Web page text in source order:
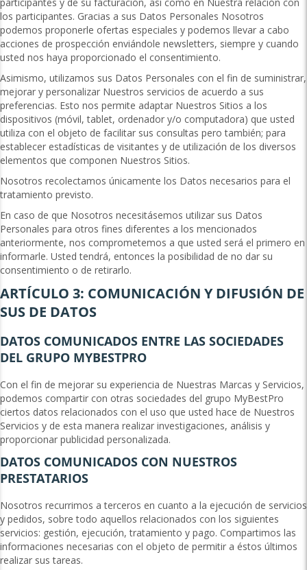
los participantes. Gracias a sus Datos Personales Nosotros
podemos proponerle ofertas especiales y podemos llevar a cabo
acciones de prospección enviándole newsletters, siempre y cuando
usted nos haya proporcionado el consentimiento.
Asimismo, utilizamos sus Datos Personales con el fin de suministrar,
mejorar y personalizar Nuestros servicios de acuerdo a sus
preferencias. Esto nos permite adaptar Nuestros Sitios a los
dispositivos (móvil, tablet, ordenador y/o computadora) que usted
utiliza con el objeto de facilitar sus consultas pero también; para
establecer estadísticas de visitantes y de utilización de los diversos
elementos que componen Nuestros Sitios.
Nosotros recolectamos únicamente los Datos necesarios para el
tratamiento previsto.
En caso de que Nosotros necesitásemos utilizar sus Datos
Personales para otros fines diferentes a los mencionados
anteriormente, nos comprometemos a que usted será el primero en
informarle. Usted tendrá, entonces la posibilidad de no dar su
consentimiento o de retirarlo.
ARTÍCULO 3: COMUNICACIÓN Y DIFUSIÓN DE
SUS DE DATOS
DATOS COMUNICADOS ENTRE LAS SOCIEDADES
DEL GRUPO MYBESTPRO
Con el fin de mejorar su experiencia de Nuestras Marcas y Servicios,
podemos compartir con otras sociedades del grupo MyBestPro
ciertos datos relacionados con el uso que usted hace de Nuestros
Servicios y de esta manera realizar investigaciones, análisis y
proporcionar publicidad personalizada.
DATOS COMUNICADOS CON NUESTROS
PRESTATARIOS
Nosotros recurrimos a terceros en cuanto a la ejecución de servicios
y pedidos, sobre todo aquellos relacionados con los siguientes
servicios: gestión, ejecución, tratamiento y pago. Compartimos las
informaciones necesarias con el objeto de permitir a éstos últimos
realizar sus tareas.